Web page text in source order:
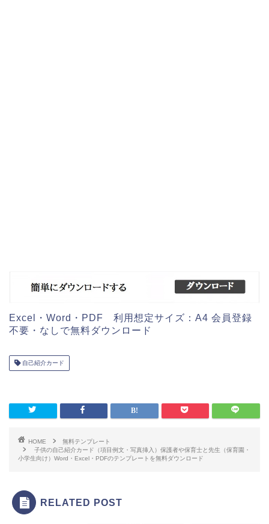
Excel・Word・PDF 利用想定サイズ：A4 会員登録
不要・なしで無料ダウンロード
自己紹介カード
HOME
無料テンプレート
子供の自己紹介カード（項目例文・写真挿入）保護者や保育士と先生（保育園・
小学生向け）Word・Excel・PDFのテンプレートを無料ダウンロード
RELATED POST